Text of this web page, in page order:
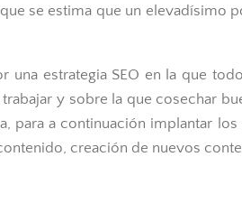
se estima que un elevadísimo
una estrategia SEO en la que
y sobre la que cosechar
para a continuación implantar
creación de nuevos